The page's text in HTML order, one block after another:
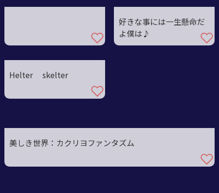
好きな事には一生懸命だ
よ僕は♪
Helter skelter
美しき世界：カクリヨファンタズム